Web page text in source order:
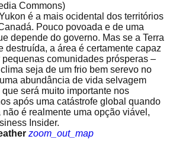
Commons)
é a mais ocidental dos territórios
Pouco povoada e de uma
depende do governo. Mas se a Terra
destruída, a área é certamente capaz
pequenas comunidades prósperas –
seja de um frio bem serevo no
abundância de vida selvagem
que será muito importante nos
após uma catástrofe global quando
não é realmente uma opção viável,
Insider.
zoom_out_map